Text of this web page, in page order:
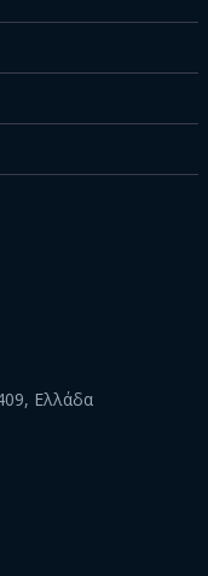
Ελλάδα